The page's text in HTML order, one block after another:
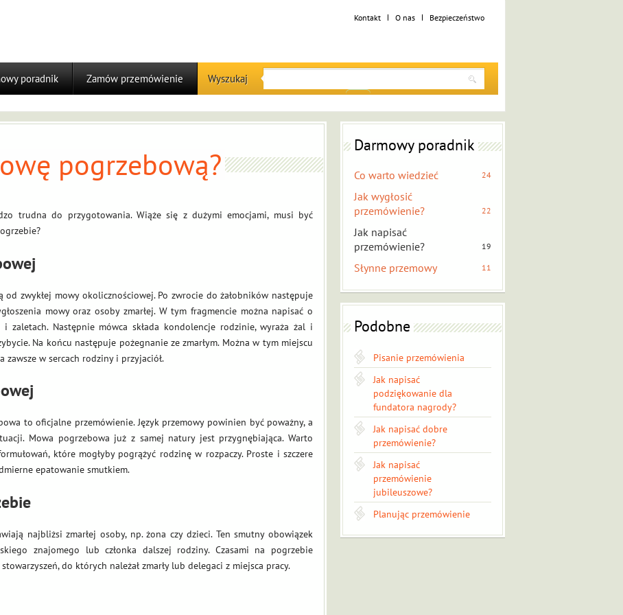
Kontakt O nas Bezpieczeństwo
poradnik Zamów przemówienie Wyszukaj
pogrzebową?
trudna do przygotowania. Wiąże się z dużymi emocjami, musi być
zwykłej mowy okolicznościowej. Po zwrocie do żałobników następuje
mowy oraz osoby zmarłej. W tym fragmencie można napisać o
i zaletach. Następnie mówca składa kondolencje rodzinie, wyraża żal i
Na końcu następuje pożegnanie ze zmarłym. Można w tym miejscu
w sercach rodziny i przyjaciół.
to oficjalne przemówienie. Język przemowy powinien być poważny, a
Mowa pogrzebowa już z samej natury jest przygnębiająca. Warto
które mogłyby pogrążyć rodzinę w rozpaczy. Proste i szczere
epatowanie smutkiem.
najbliżsi zmarłej osoby, np. żona czy dzieci. Ten smutny obowiązek
znajomego lub członka dalszej rodziny. Czasami na pogrzebie
do których należał zmarły lub delegaci z miejsca pracy.
Darmowy poradnik
Co warto wiedzieć 24
Jak wygłosić
przemówienie?
22
Jak napisać
przemówienie?
19
Słynne przemowy 11
Podobne
Pisanie przemówienia
Jak napisać
podziękowanie dla
fundatora nagrody?
Jak napisać dobre
przemówienie?
Jak napisać
przemówienie
jubileuszowe?
Planując przemówienie